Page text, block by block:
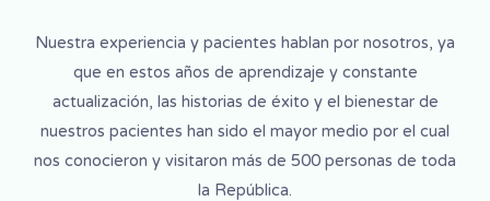
Nuestra experiencia y pacientes hablan por nosotros, ya
que en estos años de aprendizaje y constante
actualización, las historias de éxito y el bienestar de
nuestros pacientes han sido el mayor medio por el cual
nos conocieron y visitaron más de 500 personas de toda
la República.